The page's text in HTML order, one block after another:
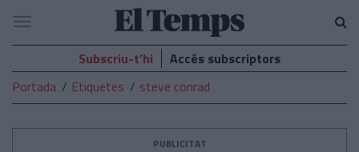
El
Temps
Navegació
Subscriu-t’hi
Accés subscriptors
Portada
Etiquetes steve conrad
PUBLICITAT